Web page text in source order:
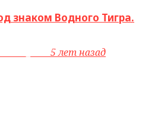
знаком Водного Тигра.
5 лет назад